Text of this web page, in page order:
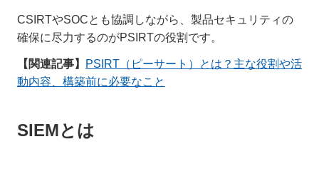
CSIRTやSOCとも協調しながら、製品セキュリティの
確保に尽力するのがPSIRTの役割です。
【関連記事】
PSIRT（ピーサート）とは？主な役割や活
動内容、構築前に必要なこと
SIEMとは